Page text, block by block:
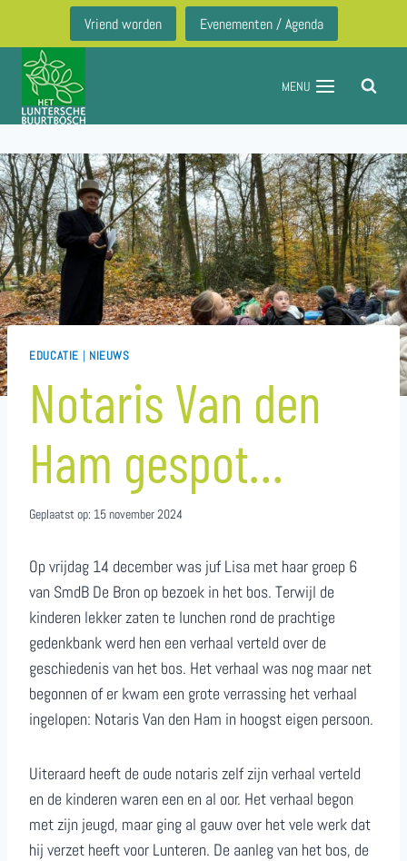
inhoud
Vriend worden Evenementen / Agenda
MENU
EDUCATIE NIEUWS
Notaris Van den
Ham gespot…
Geplaatst op: 15 november 2024
Op vrijdag 14 december was juf Lisa met haar groep 6
van SmdB De Bron op bezoek in het bos. Terwijl de
kinderen lekker zaten te lunchen rond de prachtige
gedenkbank werd hen een verhaal verteld over de
geschiedenis van het bos. Het verhaal was nog maar net
begonnen of er kwam een grote verrassing het verhaal
ingelopen: Notaris Van den Ham in hoogst eigen persoon.
Uiteraard heeft de oude notaris zelf zijn verhaal verteld
en de kinderen waren een en al oor. Het verhaal begon
met zijn jeugd, maar ging al gauw over het vele werk dat
hij verzet heeft voor Lunteren. De aanleg van het bos, de